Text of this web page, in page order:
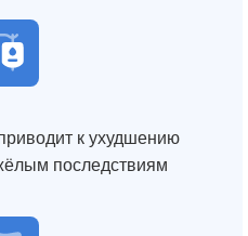
к ухудшению
последствиям